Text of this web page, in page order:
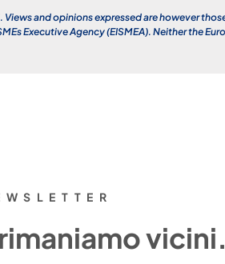
and opinions expressed are however
Executive Agency (EISMEA). Neither the
vicini.